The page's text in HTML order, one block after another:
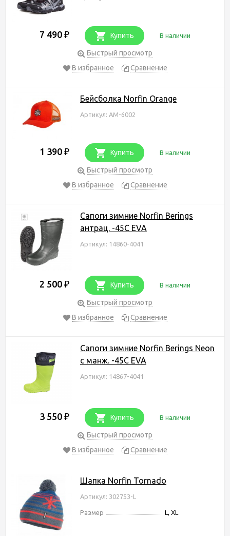
7 490 ₽ Купить В наличии
Быстрый просмотр
В избранное
Сравнение
Бейсболка Norfin Orange
Артикул: AM-6002
1 390 ₽ Купить В наличии
Быстрый просмотр
В избранное
Сравнение
Сапоги зимние Norfin Berings
антрац. -45С EVA
Артикул: 14860-4041
2 500 ₽ Купить В наличии
Быстрый просмотр
В избранное
Сравнение
Сапоги зимние Norfin Berings Neon
с манж. -45С EVA
Артикул: 14867-4041
3 550 ₽ Купить В наличии
Быстрый просмотр
В избранное
Сравнение
Шапка Norfin Tornado
Артикул: 302753-L
Размер L, XL